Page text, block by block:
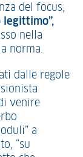
del focus,
legittimo”,
nella
norma.
dalle regole
venire
a
“su